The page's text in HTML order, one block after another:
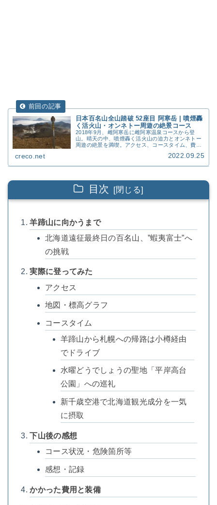
日本百名山全山踏破 52座目 阿寒岳 | 噴煙轟
く活火山・オンネトー周遊の絶景コース
2018年9月、雌阿寒岳に雌阿寒温泉コースから登
山。晴天の中、噴煙轟く活火山の迫力とオンネトー
周遊の絶景を満喫。アクセス、コースタイム、費
creco.net 2022.09.25
目次
羊蹄山に向かうまで
北海道遠征最終日の百名山、”蝦夷富士”へ
の挑戦
実際に登ってみた
アクセス
地図・標高グラフ
コースタイム
羊蹄山から札幌への帰路は小樽経由
でドライブ
水曜どうでしょうの聖地「平岸高台
公園」への巡礼
新千歳空港で北海道観光成分を一気
に摂取
下山後の感想
コース状況・危険箇所等
感想・記録
かかった費用と装備